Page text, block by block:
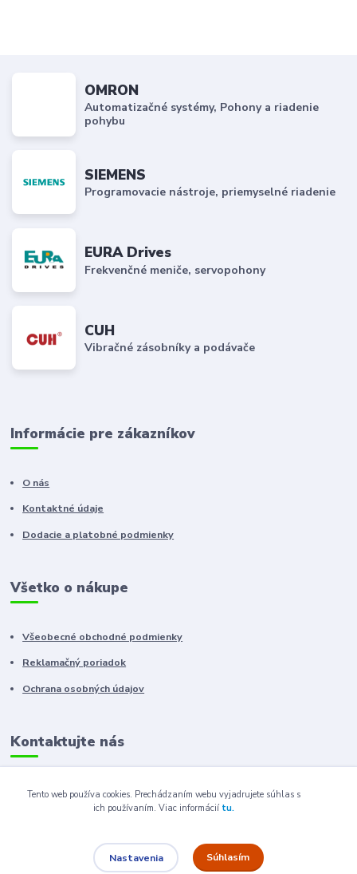
OMRON
Automatizačné systémy, Pohony a riadenie
pohybu
SIEMENS
Programovacie nástroje, priemyselné riadenie
EURA Drives
Frekvenčné meniče, servopohony
CUH
Vibračné zásobníky a podávače
Informácie pre zákazníkov
O nás
Kontaktné údaje
Dodacie a platobné podmienky
Všetko o nákupe
Všeobecné obchodné podmienky
Reklamačný poriadok
Ochrana osobných údajov
Kontaktujte nás
+421 910 222 333
+421 52 788 46 41
sales@elron.eu.sk
Tento web používa cookies. Prechádzaním webu vyjadrujete súhlas s
ich používaním. Viac informácií tu.
Nastavenia Súhlasím